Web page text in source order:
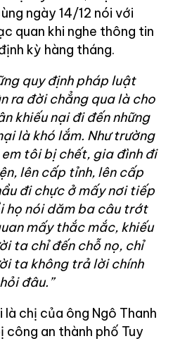
ngày 14/12 nói với
quan khi nghe thông tin
kỳ hàng tháng.
quy định pháp luật
ra đời chẳng qua là cho
khiếu nại đi đến những
là khó lắm. Như trường
tôi bị chết, gia đình đi
lên cấp tỉnh, lên cấp
đi chực ở mấy nơi tiếp
họ nói dăm ba câu trớt
mấy thắc mắc, khiếu
ta chỉ đến chỗ nọ, chỉ
ta không trả lời chính
đâu.”
là chị của ông Ngô Thanh
công an thành phố Tuy